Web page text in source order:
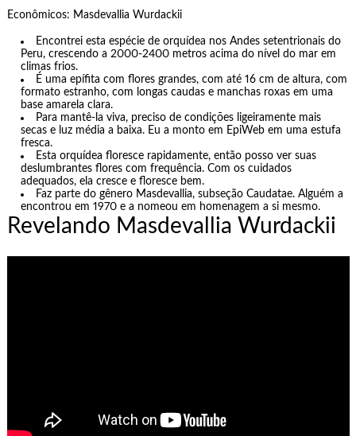
Econômicos: Masdevallia Wurdackii
Encontrei esta espécie de orquídea nos Andes setentrionais do
Peru, crescendo a 2000-2400 metros acima do nível do mar em
climas frios.
É uma epífita com flores grandes, com até 16 cm de altura, com
formato estranho, com longas caudas e manchas roxas em uma
base amarela clara.
Para mantê-la viva, preciso de condições ligeiramente mais
secas e luz média a baixa. Eu a monto em EpiWeb em uma estufa
fresca.
Esta orquídea floresce rapidamente, então posso ver suas
deslumbrantes flores com frequência. Com os cuidados
adequados, ela cresce e floresce bem.
Faz parte do gênero Masdevallia, subseção Caudatae. Alguém a
encontrou em 1970 e a nomeou em homenagem a si mesmo.
Revelando Masdevallia Wurdackii